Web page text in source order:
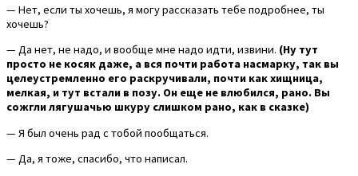
— Нет, если ты хочешь, я могу рассказать тебе подробнее, ты
хочешь?
— Да нет, не надо, и вообще мне надо идти, извини. (Ну тут
просто не косяк даже, а вся почти работа насмарку, так вы
целеустремленно его раскручивали, почти как хищница,
мелкая, и тут встали в позу. Он еще не влюбился, рано. Вы
сожгли лягушачью шкуру слишком рано, как в сказке)
— Я был очень рад с тобой пообщаться.
— Да, я тоже, спасибо, что написал.